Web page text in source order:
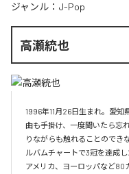
ジャンル： J-Pop
高瀬統也
1996年11月26日生まれ。愛
曲も手掛け、一度聞いたら忘
りながらも触れることのでき
ルバムチャートで3冠を達成
アメリカ、ヨーロッパなど80